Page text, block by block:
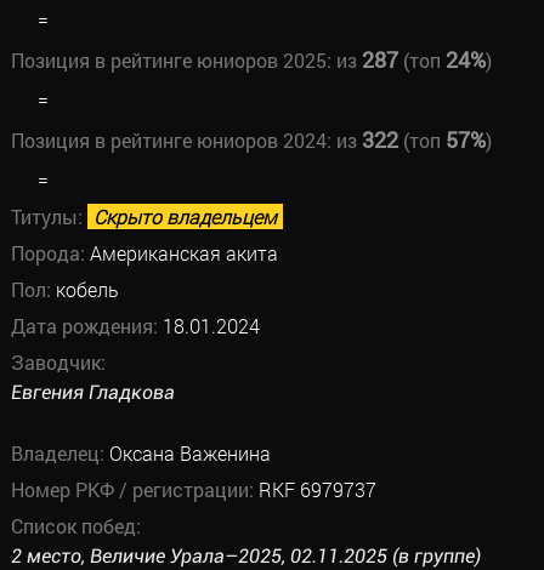
=
Позиция в рейтинге юниоров 2025: из 287(топ 24%)
=
Позиция в рейтинге юниоров 2024: из 322(топ 57%)
=
Титулы: Скрыто владельцем
Порода: Американская акита
Пол: кобель
Дата рождения: 18.01.2024
Заводчик:
Евгения Гладкова
Владелец: Оксана Важенина
Номер РКФ / регистрации: RKF 6979737
Список побед:
2 место, Величие Урала–2025, 02.11.2025 (в группе)